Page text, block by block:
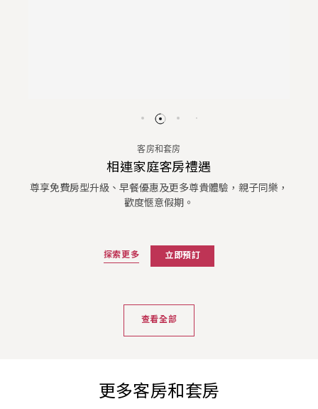
客房和套房
相連家庭客房禮遇
尊享免費房型升級、早餐優惠及更多尊貴體驗，親子同樂，
歡度愜意假期。
探索更多 立即預訂
查看全部
更多客房和套房